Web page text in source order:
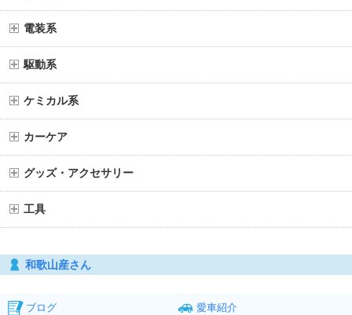
電装系
駆動系
ケミカル系
カーケア
グッズ・アクセサリー
工具
和歌山産さん
ブログ
愛車紹介